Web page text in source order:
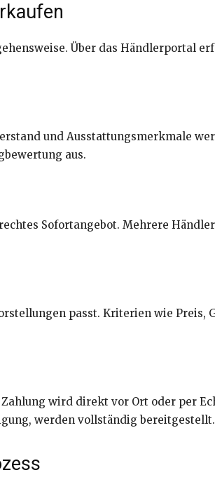
Über das Händlerportal
und Ausstattungsmerkmale
aus.
Sofortangebot. Mehrere
passt. Kriterien wie
wird direkt vor Ort oder per
werden vollständig bereitgestellt.